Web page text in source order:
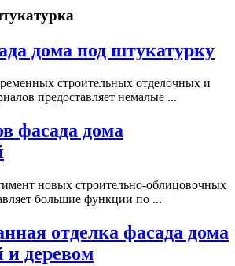
дома под штукатурку
строительных отделочных и
предоставляет немалые ...
фасада дома
новых строительно-облицовочных
большие функции по ...
отделка фасада дома
и деревом